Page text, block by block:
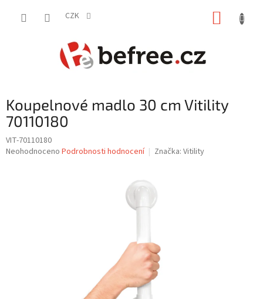
CZK
Koupelnové madlo 30 cm Vitility
70110180
VIT-70110180
Průměrné
Neohodnoceno Podrobnosti hodnocení Značka: Vitility